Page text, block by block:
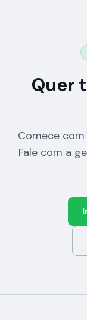
Quer
Comece
Fale com a